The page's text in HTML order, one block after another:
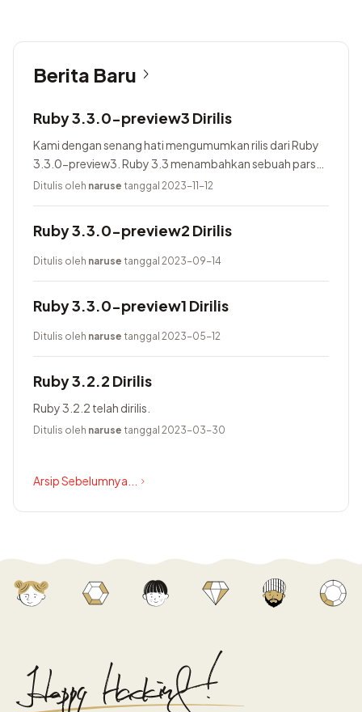
Berita Baru
Ruby 3.3.0-preview3 Dirilis
Kami dengan senang hati mengumumkan rilis dari Ruby
3.3.0-preview3. Ruby 3.3 menambahkan sebuah parser
baru yang bernama Prism, menggunakan Lrama sebagai
Ditulis oleh naruse tanggal 2023-11-12
Ruby 3.3.0-preview2 Dirilis
Ditulis oleh naruse tanggal 2023-09-14
Ruby 3.3.0-preview1 Dirilis
Ditulis oleh naruse tanggal 2023-05-12
Ruby 3.2.2 Dirilis
Ruby 3.2.2 telah dirilis.
Ditulis oleh naruse tanggal 2023-03-30
Arsip Sebelumnya...